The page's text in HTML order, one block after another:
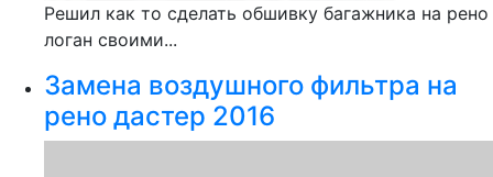
Решил как то сделать обшивку багажника на рено
логан своими...
Замена воздушного фильтра на
рено дастер 2016